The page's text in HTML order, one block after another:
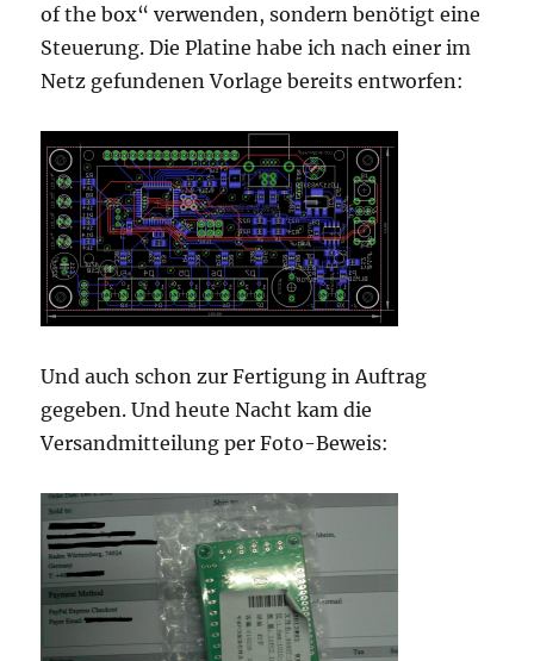
of the box“ verwenden, sondern benötigt eine
Steuerung. Die Platine habe ich nach einer im
Netz gefundenen Vorlage bereits entworfen:
Und auch schon zur Fertigung in Auftrag
gegeben. Und heute Nacht kam die
Versandmitteilung per Foto-Beweis: